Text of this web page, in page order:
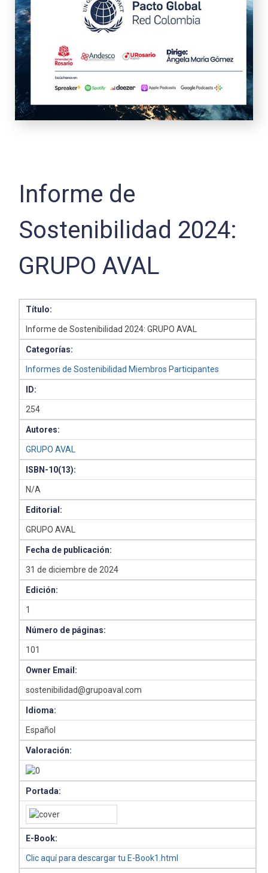
Informe de
Sostenibilidad 2024:
GRUPO AVAL
Título:
Informe de Sostenibilidad 2024: GRUPO AVAL
Categorías:
Informes de Sostenibilidad Miembros Participantes
ID:
254
Autores:
GRUPO AVAL
ISBN-10(13):
N/A
Editorial:
GRUPO AVAL
Fecha de publicación:
31 de diciembre de 2024
Edición:
1
Número de páginas:
101
Owner Email:
sostenibilidad@grupoaval.com
Idioma:
Español
Valoración:
Portada:
E-Book:
Clic aquí para descargar tu E-Book1.html